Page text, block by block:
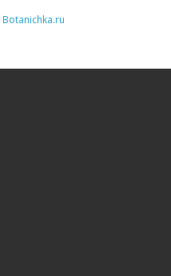
Botanichka.ru